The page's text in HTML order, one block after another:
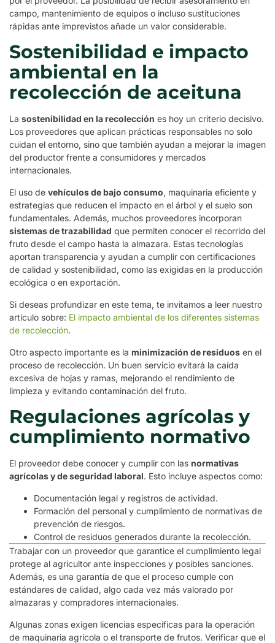
campo, mantenimiento de equipos o incluso sustituciones
rápidas ante imprevistos añade un valor considerable.
Sostenibilidad e impacto
ambiental en la
recolección de aceituna
La sostenibilidad en la recolección es hoy un criterio decisivo.
Los proveedores que aplican prácticas responsables no solo
cuidan el entorno, sino que también ayudan a mejorar la imagen
del productor frente a consumidores y mercados
internacionales.
El uso de vehículos de bajo consumo, maquinaria eficiente y
estrategias que reducen el impacto en el árbol y el suelo son
fundamentales. Además, muchos proveedores incorporan
sistemas de trazabilidad que permiten conocer el recorrido del
fruto desde el campo hasta la almazara. Estas tecnologías
aportan transparencia y ayudan a cumplir con certificaciones
de calidad y sostenibilidad, como las exigidas en la producción
ecológica o en exportación.
Si deseas profundizar en este tema, te invitamos a leer nuestro
artículo sobre: El impacto ambiental de los diferentes sistemas
de recolección.
Otro aspecto importante es la minimización de residuos en el
proceso de recolección. Un buen servicio evitará la caída
excesiva de hojas y ramas, mejorando el rendimiento de
limpieza y evitando contaminación del fruto.
Regulaciones agrícolas y
cumplimiento normativo
El proveedor debe conocer y cumplir con las normativas
agrícolas y de seguridad laboral. Esto incluye aspectos como:
Documentación legal y registros de actividad.
Formación del personal y cumplimiento de normativas de
prevención de riesgos.
Control de residuos generados durante la recolección.
Trabajar con un proveedor que garantice el cumplimiento legal
protege al agricultor ante inspecciones y posibles sanciones.
Además, es una garantía de que el proceso cumple con
estándares de calidad, algo cada vez más valorado por
almazaras y compradores internacionales.
Algunas zonas exigen licencias específicas para la operación
de maquinaria agrícola o el transporte de frutos. Verificar que el